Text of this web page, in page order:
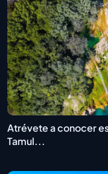
Atrévete a conocer
Tamul...